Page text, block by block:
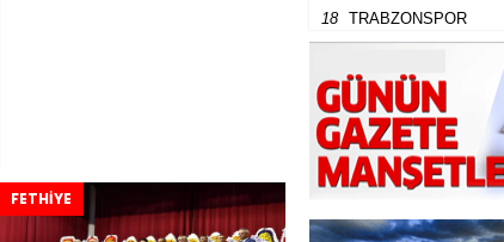
FETHİYE
18
TRABZONSPOR